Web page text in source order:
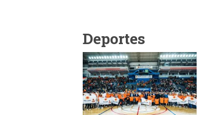
Deportes